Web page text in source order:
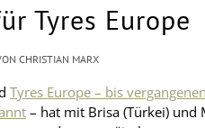
Tyres Europe
Tyres Europe – bis
– hat mit Brisa (Türkei) und
CHRISTIAN MARX